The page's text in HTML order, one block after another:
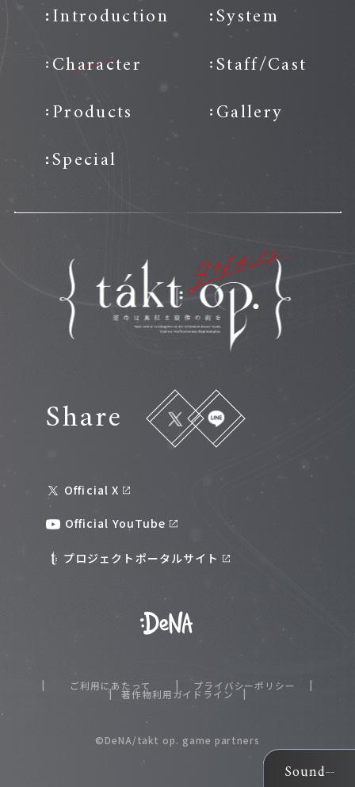
Introduction
System
Character
Staff/Cast
Products
Gallery
Special
Share
Official X
Official YouTube
プロジェクトポータルサイト
ご利用にあたって プライバシーポリシー
著作物利用ガイドライン
©DeNA/takt op. game partners
Sound